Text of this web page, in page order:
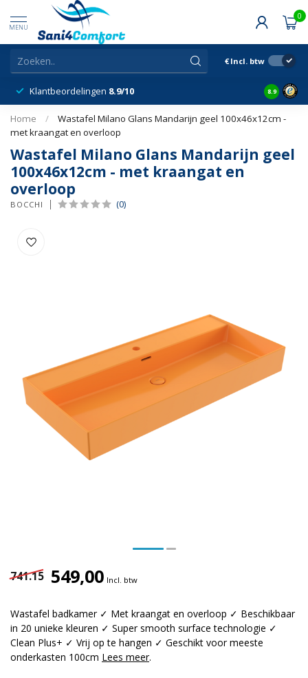
MENU
0
€ Incl. btw
Klantbeordelingen 8.9/10 8.9
Home /
Wastafel Milano Glans Mandarijn geel 100x46x12cm -
met kraangat en overloop
Wastafel Milano Glans Mandarijn geel
100x46x12cm - met kraangat en
overloop
BOCCHI (0)
741.15 549,00 Incl. btw
Wastafel badkamer ✓ Met kraangat en overloop ✓ Beschikbaar
in 20 unieke kleuren ✓ Super smooth surface technologie ✓
Clean Plus+ ✓ Vrij op te hangen ✓ Geschikt voor meeste
onderkasten 100cm Lees meer.